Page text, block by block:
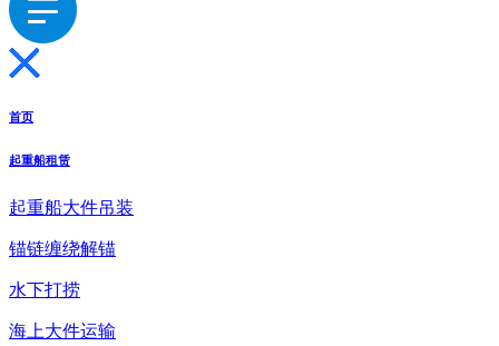
首页
起重船租赁
起重船大件吊装
锚链缠绕解锚
水下打捞
海上大件运输